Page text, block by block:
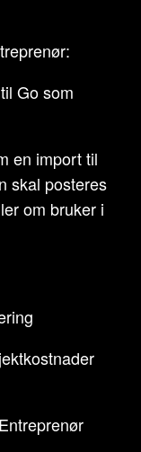
Go som
en import til
skal posteres
om bruker i